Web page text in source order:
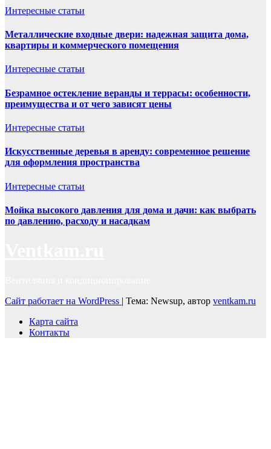
Интересные статьи
Металлические входные двери: надежная защита дома,
квартиры и коммерческого помещения
Интересные статьи
Безрамное остекление веранды и террасы: особенности,
преимущества и от чего зависят цены
Интересные статьи
Искусственные деревья в аренду: современное решение
для оформления пространства
Интересные статьи
Мойка высокого давления для дома и дачи: как выбрать
по давлению, расходу и насадкам
Сайт работает на WordPress | Тема: Newsup, автор ventkam.ru
Карта сайта
Контакты